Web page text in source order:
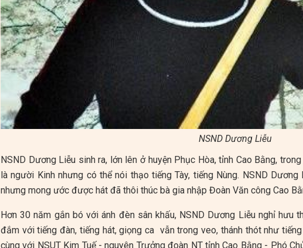
NSND Dương Liễu
NSND Dương Liễu sinh ra, lớn lên ở huyện Phục Hòa, tỉnh Cao Bằng,
là người Kinh nhưng có thể nói thạo tiếng Tày, tiếng Nùng. NSND
nhưng mong ước được hát đã thôi thúc bà gia nhập Đoàn Văn công Cao
Hơn 30 năm gắn bó với ánh đèn sân khấu, NSND Dương Liễu nghỉ hưu
đắm với tiếng đàn, tiếng hát, giọng ca vẫn trong veo, thánh thót như
cùng với NSUT Kim Tuế - nguyên Trưởng đoàn NT tỉnh Cao Bằng - Phó